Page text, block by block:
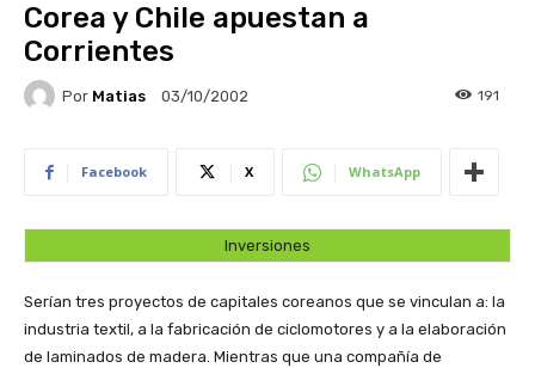
Corea y Chile apuestan a
Corrientes
Por Matias 03/10/2002 191
Facebook X WhatsApp
Inversiones
Serían tres proyectos de capitales coreanos que se vinculan a: la
industria textil, a la fabricación de ciclomotores y a la elaboración
de laminados de madera. Mientras que una compañía de